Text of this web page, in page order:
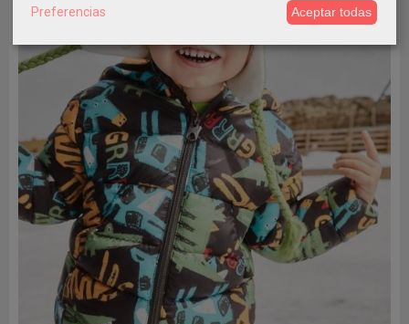
Preferencias Aceptar todas